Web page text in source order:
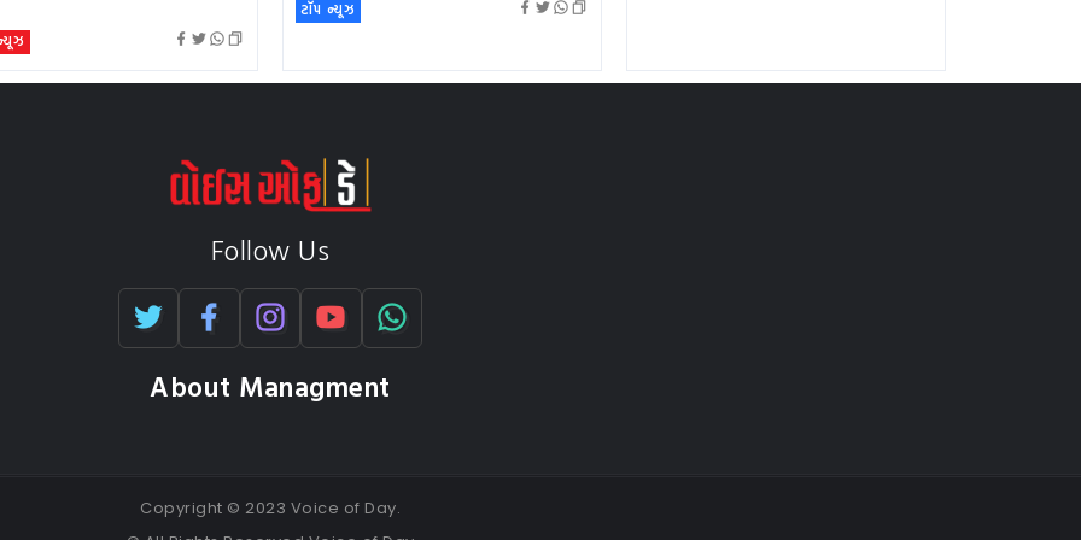
ટૉપ ન્યૂઝ
Follow Us
About Managment
Copyright © 2023 Voice of Day.